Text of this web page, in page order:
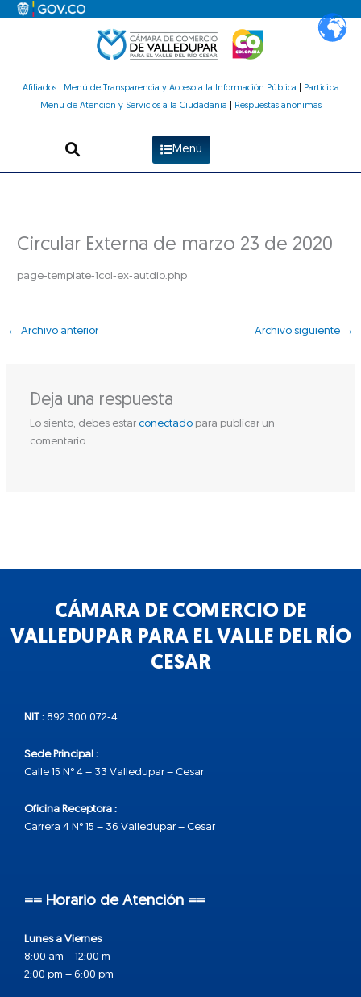
Afiliados| Menú de Transparencia y Acceso a la Información Pública
Participa
Menú de Atención y Servicios a la Ciudadanía
Respuestas anónimas
Menú
Circular Externa de marzo 23 de 2020
page-template-1col-ex-autdio.php
← Archivo anterior Archivo siguiente →
Deja una respuesta
Lo siento, debes estar conectadopara publicar un
comentario.
CÁMARA DE COMERCIO DE
VALLEDUPAR PARA EL VALLE DEL RÍO
CESAR
NIT : 892.300.072-4
Sede Principal :
Calle 15 N° 4 – 33 Valledupar – Cesar
Oficina Receptora :
Carrera 4 N° 15 – 36 Valledupar – Cesar
== Horario de Atención ==
Lunes a Viernes
8:00 am – 12:00 m
2:00 pm – 6:00 pm